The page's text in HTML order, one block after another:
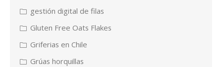
gestión digital de filas
Gluten Free Oats Flakes
Griferias en Chile
Grúas horquillas